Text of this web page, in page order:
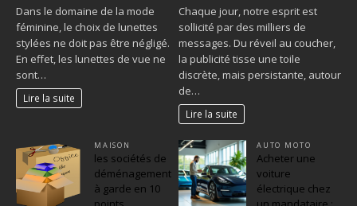
Dans le domaine de la mode
féminine, le choix de lunettes
stylées ne doit pas être négligé.
En effet, les lunettes de vue ne
sont…
Lire la suite
Chaque jour, notre esprit est
sollicité par des milliers de
messages. Du réveil au coucher,
la publicité tisse une toile
discrète, mais persistante, autour
de…
Lire la suite
MAISON
les sociétés de
déménagement
à garde en 10
AUTO MOTO
Acheter une
voiture
électrique chez